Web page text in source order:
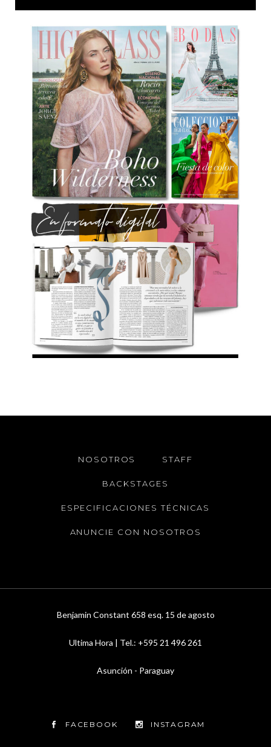
NOSOTROS STAFF
BACKSTAGES
ESPECIFICACIONES TÉCNICAS
ANUNCIE CON NOSOTROS
Benjamin Constant 658 esq. 15 de agosto
Ultima Hora | Tel.: +595 21 496 261
Asunción - Paraguay
FACEBOOK INSTAGRAM